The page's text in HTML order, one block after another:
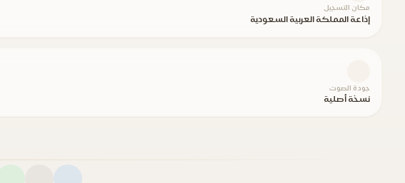
مكان التسجيل
إذاعة المملكة العربية السعودية
جودة الصوت
نسخة أصلية